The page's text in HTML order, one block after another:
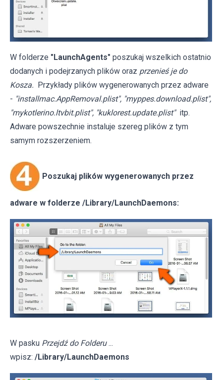
W folderze "LaunchAgents" poszukaj wszelkich ostatnio
dodanych i podejrzanych plików oraz przenieś je do
Kosza.
Przykłady plików wygenerowanych przez adware
- "installmac.AppRemoval.plist", "myppes.download.plist",
"mykotlerino.ltvbit.plist", "kuklorest.update.plist" itp.
Adware powszechnie instaluje szereg plików z tym
samym rozszerzeniem.
Poszukaj plików wygenerowanych przez
adware w folderze /Library/LaunchDaemons:
W pasku Przejdź do Folderu ...
wpisz: /Library/LaunchDaemons